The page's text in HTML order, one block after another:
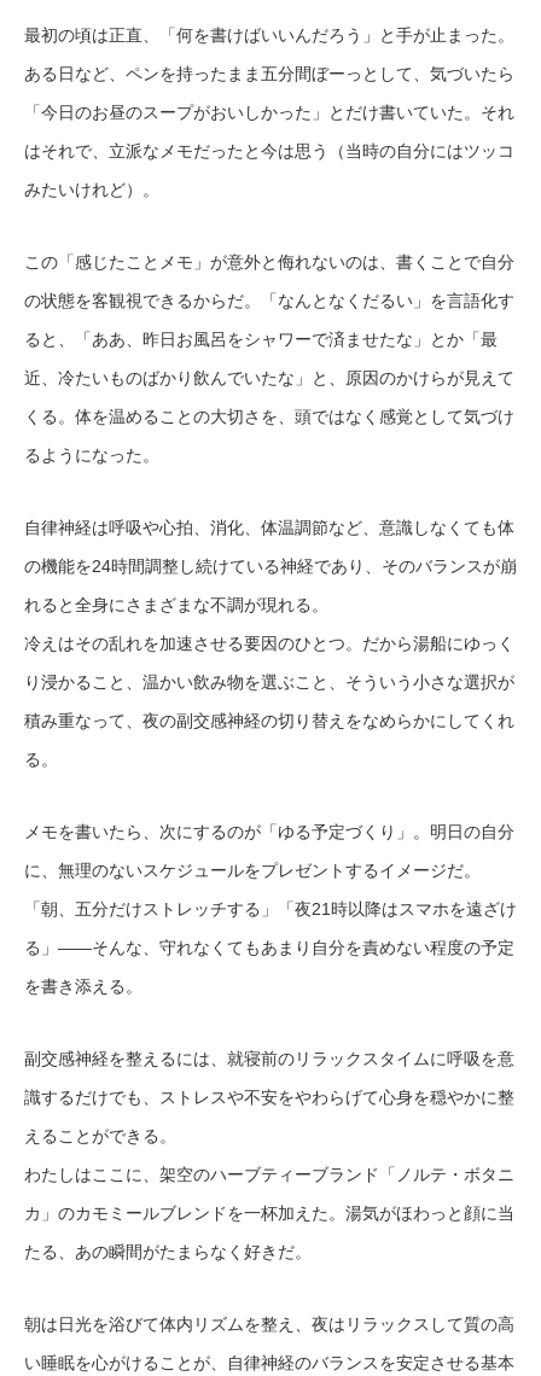
最初の頃は正直、「何を書けばいいんだろう」と手が止まった。
ある日など、ペンを持ったまま五分間ぼーっとして、気づいたら
「今日のお昼のスープがおいしかった」とだけ書いていた。それ
はそれで、立派なメモだったと今は思う（当時の自分にはツッコ
みたいけれど）。
この「感じたことメモ」が意外と侮れないのは、書くことで自分
の状態を客観視できるからだ。「なんとなくだるい」を言語化す
ると、「ああ、昨日お風呂をシャワーで済ませたな」とか「最
近、冷たいものばかり飲んでいたな」と、原因のかけらが見えて
くる。体を温めることの大切さを、頭ではなく感覚として気づけ
るようになった。
自律神経は呼吸や心拍、消化、体温調節など、意識しなくても体
の機能を24時間調整し続けている神経であり、そのバランスが崩
れると全身にさまざまな不調が現れる。
冷えはその乱れを加速させる要因のひとつ。だから湯船にゆっく
り浸かること、温かい飲み物を選ぶこと、そういう小さな選択が
積み重なって、夜の副交感神経の切り替えをなめらかにしてくれ
る。
メモを書いたら、次にするのが「ゆる予定づくり」。明日の自分
に、無理のないスケジュールをプレゼントするイメージだ。
「朝、五分だけストレッチする」「夜21時以降はスマホを遠ざけ
る」——そんな、守れなくてもあまり自分を責めない程度の予定
を書き添える。
副交感神経を整えるには、就寝前のリラックスタイムに呼吸を意
識するだけでも、ストレスや不安をやわらげて心身を穏やかに整
えることができる。
わたしはここに、架空のハーブティーブランド「ノルテ・ボタニ
カ」のカモミールブレンドを一杯加えた。湯気がほわっと顔に当
たる、あの瞬間がたまらなく好きだ。
朝は日光を浴びて体内リズムを整え、夜はリラックスして質の高
い睡眠を心がけることが、自律神経のバランスを安定させる基本